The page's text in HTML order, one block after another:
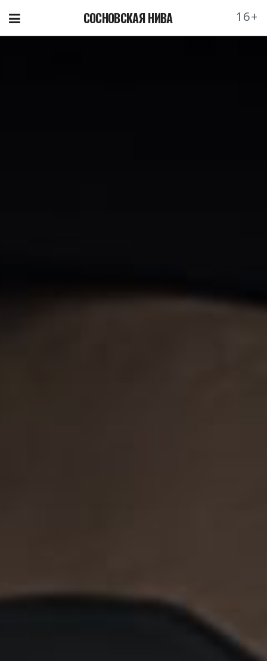
СОСНОВСКАЯ НИВА 16+